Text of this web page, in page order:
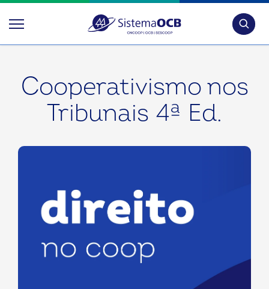
Cooperativismo nos
Tribunais 4ª Ed.